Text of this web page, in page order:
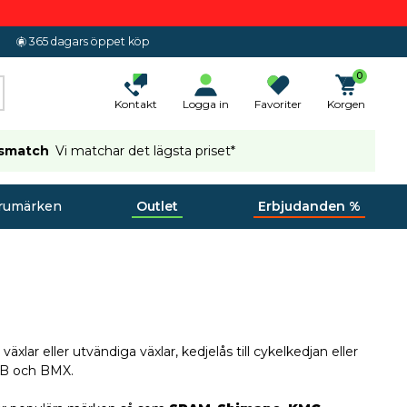
365 dagars öppet köp
Kontakt Logga in Favoriter
0
Korgen
Vi matchar det lägsta priset*
Outlet Erbjudanden %
eller utvändiga växlar, kedjelås till cykelkedjan eller
och BMX.